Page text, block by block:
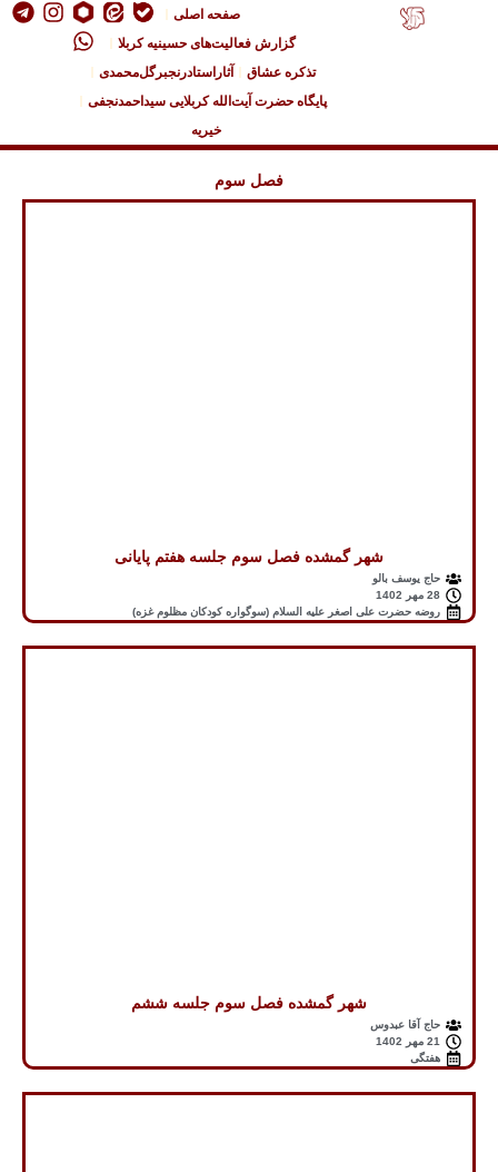
صفحه اصلی
گزارش فعالیت‌های حسینیه کربلا
تذکره عشاق
آثاراستادرنجبرگل‌محمدی
پایگاه حضرت آیت‌الله کربلایی سیداحمدنجفی
خیریه
فصل سوم
شهر گمشده فصل سوم جلسه هفتم پایانی
حاج یوسف بالو
28 مهر 1402
روضه حضرت علی اصغر علیه السلام (سوگواره کودکان مظلوم غزه)
شهر گمشده فصل سوم جلسه ششم
حاج آقا عبدوس
21 مهر 1402
هفتگی